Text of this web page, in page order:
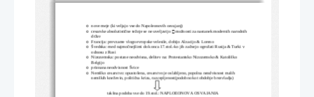
o nove meje (ki veljajo vse do Napoleonovih osvajanj)
o cesarske absolutistične težnje se ne uveljavijo  možnosti za nastanek modernih narodnih
držav
o
Francija: prevzame vlogo evropske velesile, dobijo Alzacijo & Loreno
o Švedska: med najmočnejšimi do konca 17.stol.-ko jih začnejo ogrožati Rusija & Turki v
odnosu z Rusi
o Nizozemska: postane neodvisna, delitev na: Protestantsko Nizozemsko & Katoliško
Belgijo
o priznana neodvisnost Švice
o Nemško cesarstvo: opustošena, cesarstvo je oslabljeno, popolna neodvisnost malih
nemških kneževin, politična kriza, razcepljenost(podobno kot obdobje brezvladja)
takšna podoba vse do 19.stol.: NAPLOEONOVA OSVAJANJA